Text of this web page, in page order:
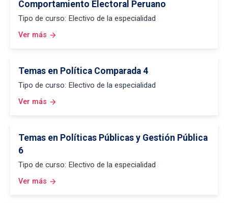
Comportamiento Electoral Peruano
Tipo de curso: Electivo de la especialidad
Ver más arrow_forward
Temas en Política Comparada 4
Tipo de curso: Electivo de la especialidad
Ver más arrow_forward
Temas en Políticas Públicas y Gestión Pública
6
Tipo de curso: Electivo de la especialidad
Ver más arrow_forward